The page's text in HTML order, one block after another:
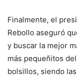
Finalmente, el
Rebollo aseguró
y buscar la mejor
más pequeñitos
bolsillos, siendo